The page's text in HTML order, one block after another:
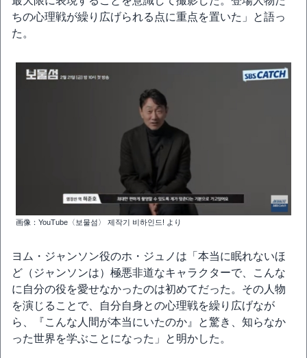
ちの心理戦が繰り広げられる点に重点を置いた」と語っ
た。
画像：YouTube〈보물섬〉 제작기 비하인드! より
ヨム・ジャンソン役のホ・ジュノは「本当に眠れないほ
ど（ジャンソンは）極悪非道なキャラクターで、こんな
に自分の役を愛せなかったのは初めてだった。その人物
を演じることで、自分自身との心理戦を繰り広げなが
ら、『こんな人間が本当にいたのか』と驚き、知らなか
った世界を学ぶことになった」と明かした。